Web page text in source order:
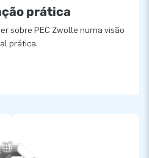
prática
sobre PEC Zwolle numa visão
prática.